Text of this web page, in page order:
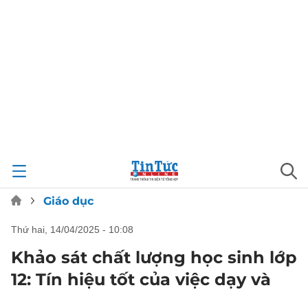
Giáo dục
thứ hai, 14/04/2025 - 10:08
Khảo sát chất lượng học sinh lớp
12: Tín hiệu tốt của việc dạy và